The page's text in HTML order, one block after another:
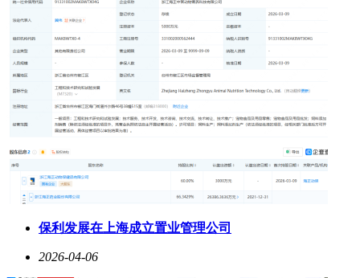
保利发展在上海成立置业管理公司
2026-04-06